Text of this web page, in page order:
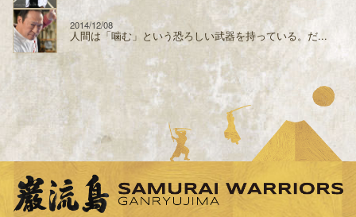
2014/12/08
人間は「噛む」という恐ろしい武器を持っている。だ...